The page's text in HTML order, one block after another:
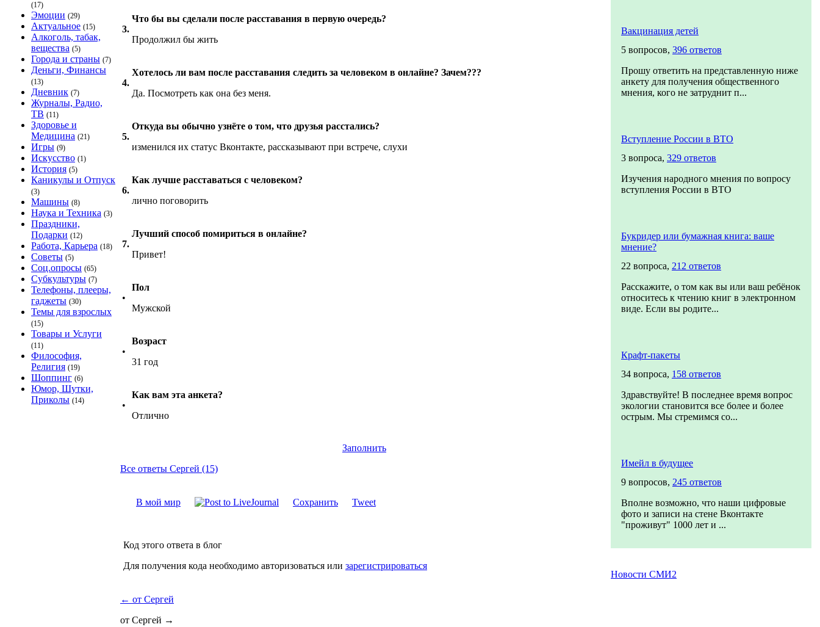
(17)
Эмоции (29)
Актуальное (15)
Алкоголь, табак,
вещества (5)
Города и страны (7)
Деньги, Финансы
(13)
Дневник (7)
Журналы, Радио,
ТВ (11)
Здоровье и
Медицина (21)
Игры (9)
Искусство (1)
История (5)
Каникулы и Отпуск
(3)
Машины (8)
Наука и Техника (3)
Праздники,
Подарки (12)
Работа, Карьера (18)
Советы (5)
Соц.опросы (65)
Субкультуры (7)
Телефоны, плееры,
гаджеты (30)
Темы для взрослых
(15)
Товары и Услуги
(11)
Философия,
Религия (19)
Шоппинг (6)
Юмор, Шутки,
Приколы (14)
3.
Что бы вы сделали после расставания в первую очередь?
Продолжил бы жить
4.
Хотелось ли вам после расставания следить за человеком в онлайне? Зачем???
Да. Посмотреть как она без меня.
5.
Откуда вы обычно узнёте о том, что друзья расстались?
изменился их статус Вконтакте, рассказывают при встрече, слухи
6.
Как лучше расставаться с человеком?
лично поговорить
7.
Лучший способ помириться в онлайне?
Привет!
•
Пол
Мужской
•
Возраст
31 год
•
Как вам эта анкета?
Отлично
Заполнить
Все ответы Сергей (15)
В мой мир Сохранить Tweet
Код этого ответа в блог
Для получения кода необходимо авторизоваться или зарегистрироваться
← от Сергей
от Сергей →
Вакцинация детей
5 вопросов, 396 ответов
Прошу ответить на представленную ниже
анкету для получения общественного
мнения, кого не затруднит п...
Вступление России в ВТО
3 вопроса, 329 ответов
Изучения народного мнения по вопросу
вступления России в ВТО
Букридер или бумажная книга: ваше
мнение?
22 вопроса, 212 ответов
Расскажите, о том как вы или ваш ребёнок
относитесь к чтению книг в электронном
виде. Если вы родите...
Крафт-пакеты
34 вопроса, 158 ответов
Здравствуйте! В последнее время вопрос
экологии становится все более и более
острым. Мы стремимся со...
Имейл в будущее
9 вопросов, 245 ответов
Вполне возможно, что наши цифровые
фото и записи на стене Вконтакте
"проживут" 1000 лет и ...
Новости СМИ2